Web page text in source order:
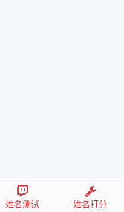
姓名测试 姓名打分